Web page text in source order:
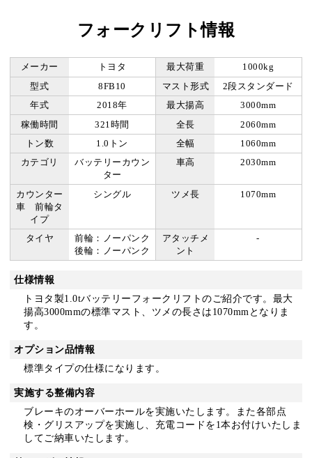
フォークリフト情報
メーカー トヨタ 最大荷重
1000kg
型式
8FB10 マスト形式
2段スタンダード
年式
2018年 最大揚高
3000mm
稼働時間
321時間 全長
2060mm
トン数
1.0トン 全幅
1060mm
カテゴリ
バッテリーカウン
ター
車高 2030mm
カウンター
車 前輪タ
イプ
シングル ツメ長 1070mm
タイヤ
前輪：ノーパンク
後輪：ノーパンク
アタッチメ
ント
-
仕様情報
トヨタ製1.0tバッテリーフォークリフトのご紹介です。最大
揚高3000mmの標準マスト、ツメの長さは1070mmとなりま
す。
オプション品情報
標準タイプの仕様になります。
実施する整備内容
ブレーキのオーバーホールを実施いたします。また各部点
検・グリスアップを実施し、充電コードを1本お付けいたしま
してご納車いたします。